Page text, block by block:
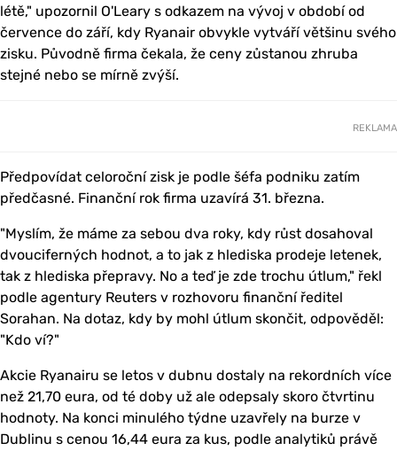
létě," upozornil O'Leary s odkazem na vývoj v období od
července do září, kdy Ryanair obvykle vytváří většinu svého
zisku. Původně firma čekala, že ceny zůstanou zhruba
stejné nebo se mírně zvýší.
REKLAMA
Předpovídat celoroční zisk je podle šéfa podniku zatím
předčasné. Finanční rok firma uzavírá 31. března.
"Myslím, že máme za sebou dva roky, kdy růst dosahoval
dvouciferných hodnot, a to jak z hlediska prodeje letenek,
tak z hlediska přepravy. No a teď je zde trochu útlum," řekl
podle agentury Reuters v rozhovoru finanční ředitel
Sorahan. Na dotaz, kdy by mohl útlum skončit, odpověděl:
"Kdo ví?"
Akcie Ryanairu se letos v dubnu dostaly na rekordních více
než 21,70 eura, od té doby už ale odepsaly skoro čtvrtinu
hodnoty. Na konci minulého týdne uzavřely na burze v
Dublinu s cenou 16,44 eura za kus, podle analytiků právě